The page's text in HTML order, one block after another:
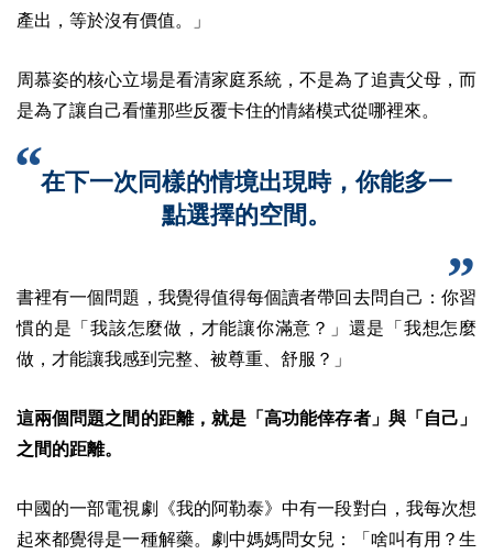
產出，等於沒有價值。」
周慕姿的核心立場是看清家庭系統，不是為了追責父母，而
是為了讓自己看懂那些反覆卡住的情緒模式從哪裡來。
在下一次同樣的情境出現時，你能多一
點選擇的空間。
書裡有一個問題，我覺得值得每個讀者帶回去問自己：你習
慣的是「我該怎麼做，才能讓你滿意？」還是「我想怎麼
做，才能讓我感到完整、被尊重、舒服？」
這兩個問題之間的距離，就是「高功能倖存者」與「自己」
之間的距離。
中國的一部電視劇《我的阿勒泰》中有一段對白，我每次想
起來都覺得是一種解藥。劇中媽媽問女兒：「啥叫有用？生